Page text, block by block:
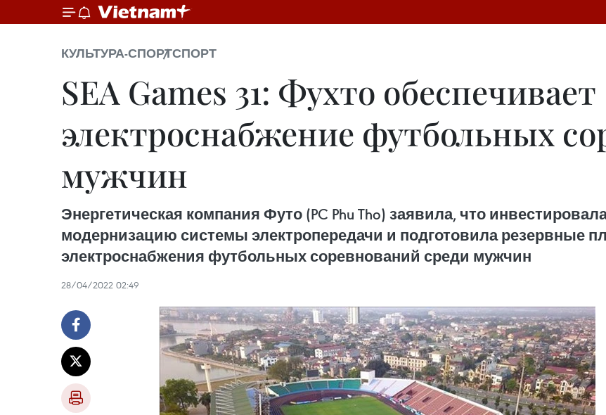
КУЛЬТУРА-СПОРТСПОРТ
SEA Games 31: Фухто обеспечивает
электроснабжение футбольных
мужчин
Энергетическая компания Футо (PC Phu Tho) заявила, что
модернизацию системы электропередачи и подготовила резервные
электроснабжения футбольных соревнований среди мужчин
28/04/2022 02:49